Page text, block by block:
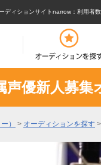
ディションサイトnarrow ：利用者
優新人募集
） > オーディションを探す >